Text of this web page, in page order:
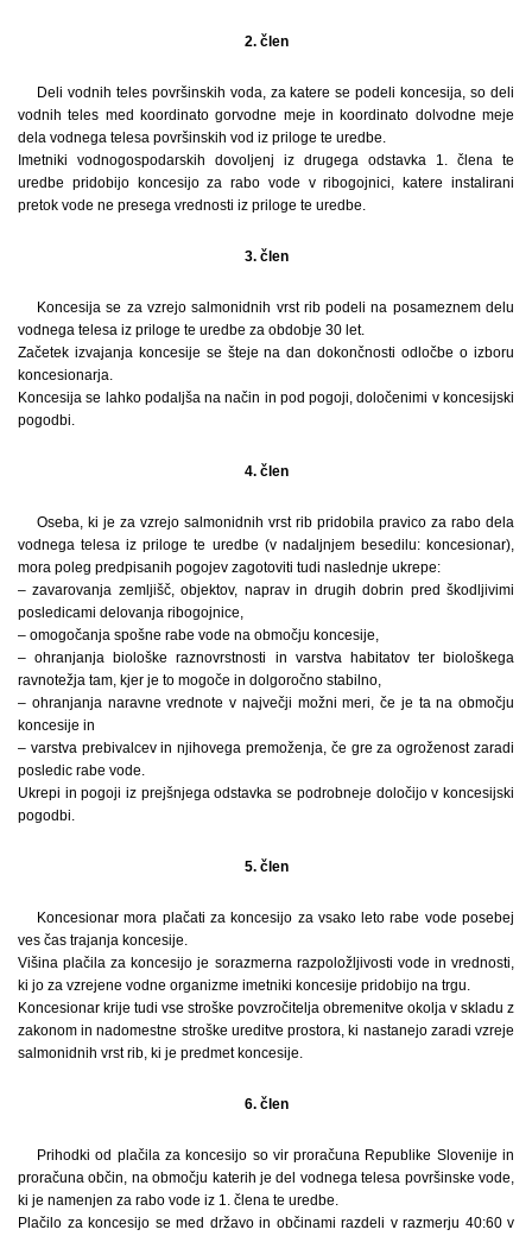
2. člen
Deli vodnih teles površinskih voda, za katere se podeli koncesija, so deli
vodnih teles med koordinato gorvodne meje in koordinato dolvodne meje
dela vodnega telesa površinskih vod iz priloge te uredbe.
Imetniki vodnogospodarskih dovoljenj iz drugega odstavka 1. člena te
uredbe pridobijo koncesijo za rabo vode v ribogojnici, katere instalirani
pretok vode ne presega vrednosti iz priloge te uredbe.
3. člen
Koncesija se za vzrejo salmonidnih vrst rib podeli na posameznem delu
vodnega telesa iz priloge te uredbe za obdobje 30 let.
Začetek izvajanja koncesije se šteje na dan dokončnosti odločbe o izboru
koncesionarja.
Koncesija se lahko podaljša na način in pod pogoji, določenimi v koncesijski
pogodbi.
4. člen
Oseba, ki je za vzrejo salmonidnih vrst rib pridobila pravico za rabo dela
vodnega telesa iz priloge te uredbe (v nadaljnjem besedilu: koncesionar),
mora poleg predpisanih pogojev zagotoviti tudi naslednje ukrepe:
– zavarovanja zemljišč, objektov, naprav in drugih dobrin pred škodljivimi
posledicami delovanja ribogojnice,
– omogočanja spošne rabe vode na območju koncesije,
– ohranjanja biološke raznovrstnosti in varstva habitatov ter biološkega
ravnotežja tam, kjer je to mogoče in dolgoročno stabilno,
– ohranjanja naravne vrednote v največji možni meri, če je ta na območju
koncesije in
– varstva prebivalcev in njihovega premoženja, če gre za ogroženost zaradi
posledic rabe vode.
Ukrepi in pogoji iz prejšnjega odstavka se podrobneje določijo v koncesijski
pogodbi.
5. člen
Koncesionar mora plačati za koncesijo za vsako leto rabe vode posebej
ves čas trajanja koncesije.
Višina plačila za koncesijo je sorazmerna razpoložljivosti vode in vrednosti,
ki jo za vzrejene vodne organizme imetniki koncesije pridobijo na trgu.
Koncesionar krije tudi vse stroške povzročitelja obremenitve okolja v skladu z
zakonom in nadomestne stroške ureditve prostora, ki nastanejo zaradi vzreje
salmonidnih vrst rib, ki je predmet koncesije.
6. člen
Prihodki od plačila za koncesijo so vir proračuna Republike Slovenije in
proračuna občin, na območju katerih je del vodnega telesa površinske vode,
ki je namenjen za rabo vode iz 1. člena te uredbe.
Plačilo za koncesijo se med državo in občinami razdeli v razmerju 40:60 v